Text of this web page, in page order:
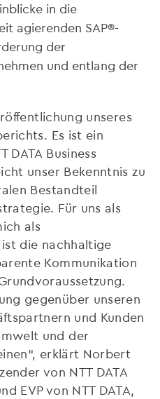
in die
agierenden SAP®-
der
und entlang der
unseres
Es ist ein
DATA Business
unser Bekenntnis zu
Bestandteil
Für uns als
als
die nachhaltige
Kommunikation
gegenüber unseren
und Kunden
und der
erklärt Norbert
von NTT DATA
EVP von NTT DATA,